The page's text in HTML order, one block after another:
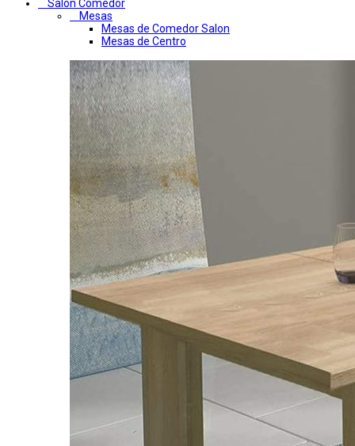
Salon Comedor
Mesas
Mesas de Comedor Salon
Mesas de Centro